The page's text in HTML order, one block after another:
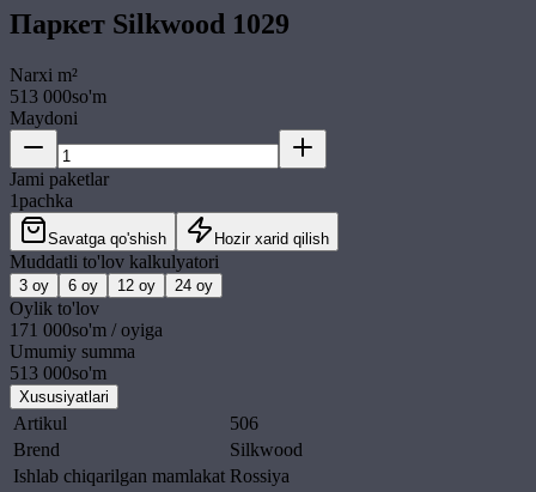
Паркет Silkwood 1029
Narxi m²
513 000so'm
Maydoni
Jami paketlar
1pachka
Savatga qo'shish Hozir xarid qilish
Muddatli to'lov kalkulyatori
3 oy 6 oy 12 oy 24 oy
Oylik to'lov
171 000so'm / oyiga
Umumiy summa
513 000so'm
Xususiyatlari
Artikul
506
Brend
Silkwood
Ishlab chiqarilgan mamlakat Rossiya